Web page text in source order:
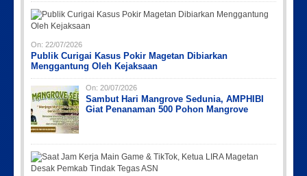
On: 22/07/2026
Publik Curigai Kasus Pokir Magetan Dibiarkan
Menggantung Oleh Kejaksaan
On: 20/07/2026
Sambut Hari Mangrove Sedunia, AMPHIBI
Giat Penanaman 500 Pohon Mangrove